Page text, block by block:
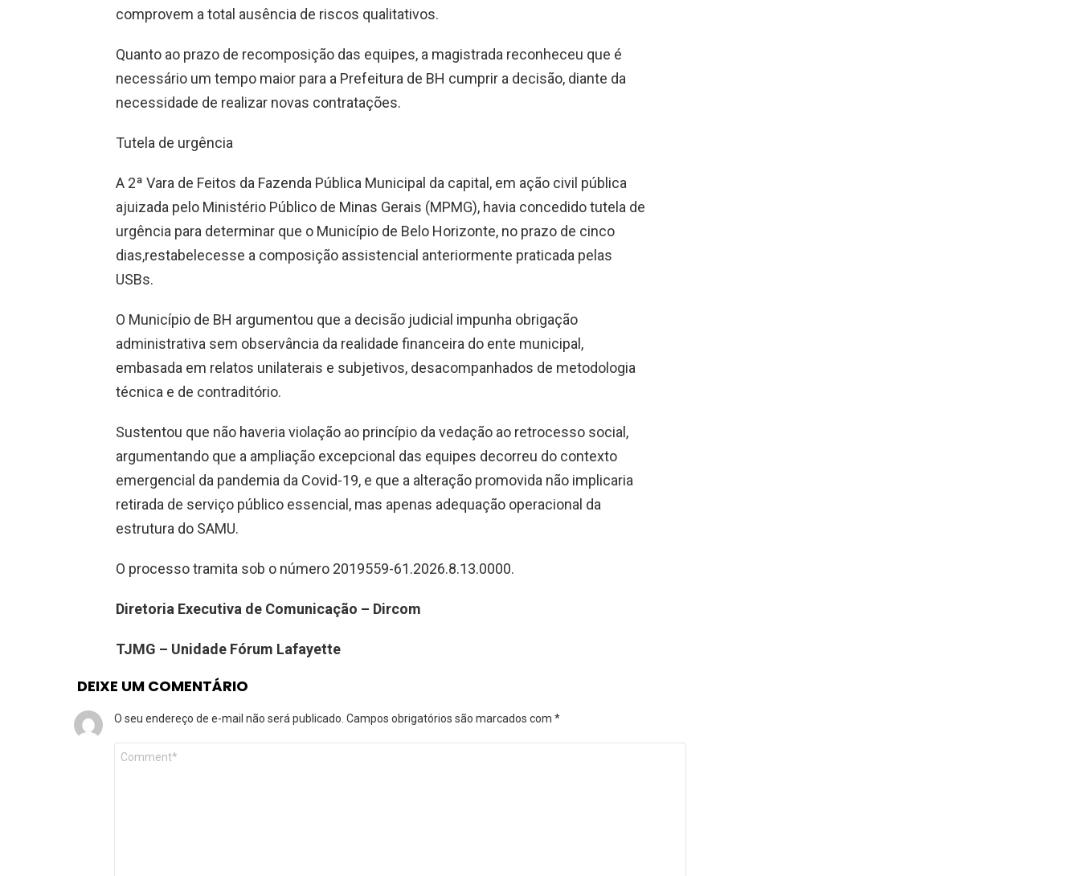
comprovem a total ausência de riscos qualitativos.
Quanto ao prazo de recomposição das equipes, a magistrada reconheceu que é
necessário um tempo maior para a Prefeitura de BH cumprir a decisão, diante da
necessidade de realizar novas contratações.
Tutela de urgência
A 2ª Vara de Feitos da Fazenda Pública Municipal da capital, em ação civil pública
ajuizada pelo Ministério Público de Minas Gerais (MPMG), havia concedido tutela de
urgência para determinar que o Município de Belo Horizonte, no prazo de cinco
dias,restabelecesse a composição assistencial anteriormente praticada pelas
USBs.
O Município de BH argumentou que a decisão judicial impunha obrigação
administrativa sem observância da realidade financeira do ente municipal,
embasada em relatos unilaterais e subjetivos, desacompanhados de metodologia
técnica e de contraditório.
Sustentou que não haveria violação ao princípio da vedação ao retrocesso social,
argumentando que a ampliação excepcional das equipes decorreu do contexto
emergencial da pandemia da Covid-19, e que a alteração promovida não implicaria
retirada de serviço público essencial, mas apenas adequação operacional da
estrutura do SAMU.
O processo tramita sob o número 2019559-61.2026.8.13.0000.
Diretoria Executiva de Comunicação – Dircom
TJMG – Unidade Fórum Lafayette
DEIXE UM COMENTÁRIO
O seu endereço de e-mail não será publicado. Campos obrigatórios são marcados com *
Comentário